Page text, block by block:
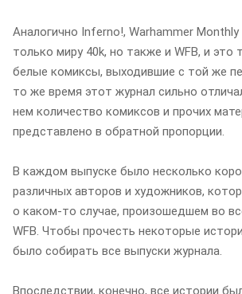
Аналогично Inferno!, Warhammer
только миру 40k, но также и WFB, и
белые комиксы, выходившие с той же
то же время этот журнал сильно
нем количество комиксов и прочих
представлено в обратной пропорции.
В каждом выпуске было несколько
различных авторов и художников,
о каком-то случае, произошедшем во
WFB. Чтобы прочесть некоторые
было собирать все выпуски журнала.
Впоследствии, конечно, все истории